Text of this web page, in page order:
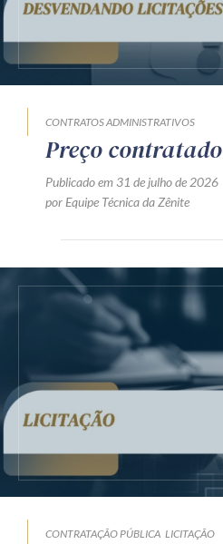
CONTRATOS ADMINISTRATIVOS
Preço contratado
Publicado em 31 de julho de 2026
por Equipe Técnica da Zênite
CONTRATAÇÃO PÚBLICA LICITAÇÃO